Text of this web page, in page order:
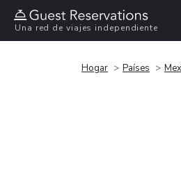
Una red de viajes independiente
Hogar Países